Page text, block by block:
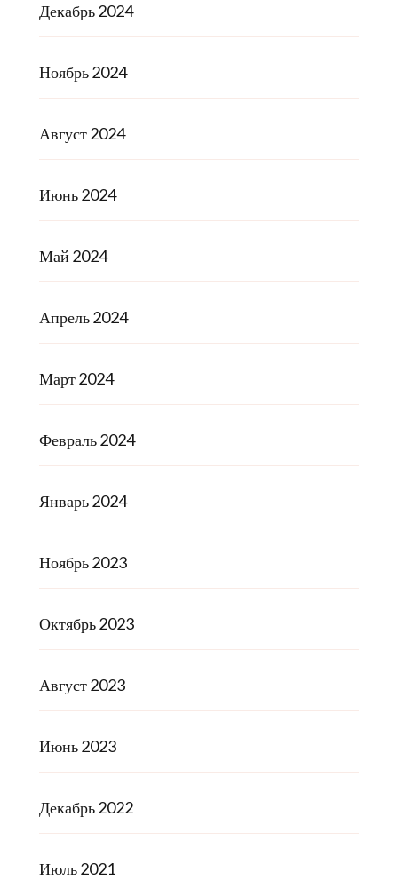
Декабрь 2024
Ноябрь 2024
Август 2024
Июнь 2024
Май 2024
Апрель 2024
Март 2024
Февраль 2024
Январь 2024
Ноябрь 2023
Октябрь 2023
Август 2023
Июнь 2023
Декабрь 2022
Июль 2021